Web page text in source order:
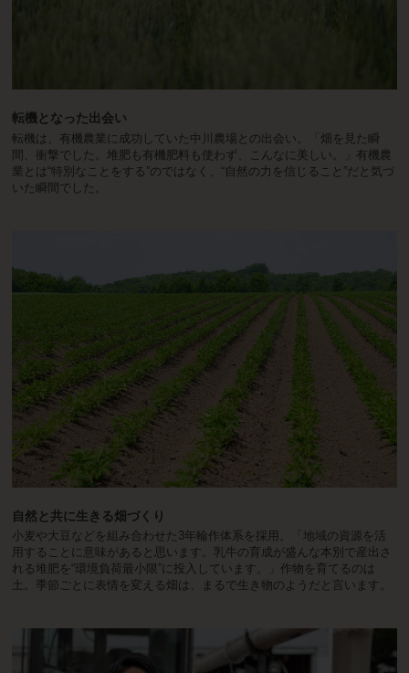
転機となった出会い
転機は、有機農業に成功していた中川農場との出会い。「畑を見た瞬
間、衝撃でした。堆肥も有機肥料も使わず、こんなに美しい。」有機農
業とは“特別なことをする”のではなく、“自然の力を信じること”だと気づ
いた瞬間でした。
自然と共に生きる畑づくり
小麦や大豆などを組み合わせた3年輪作体系を採用。「地域の資源を活
用することに意味があると思います。乳牛の育成が盛んな本別で産出さ
れる堆肥を“環境負荷最小限”に投入しています。」作物を育てるのは
土。季節ごとに表情を変える畑は、まるで生き物のようだと言います。